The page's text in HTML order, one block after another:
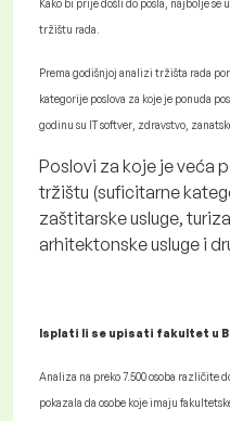
Kako bi prije došli do posla, najbolje
tržištu rada.
Prema godišnjoj analizi tržišta rada
kategorije poslova za koje je ponuda
godinu su IT softver, zdravstvo,
Poslovi za koje je veća
tržištu (suficitarne
zaštitarske usluge,
arhitektonske usluge i
Isplati li se upisati fakultet u
Analiza na preko 7.500 osoba različite
pokazala da osobe koje imaju